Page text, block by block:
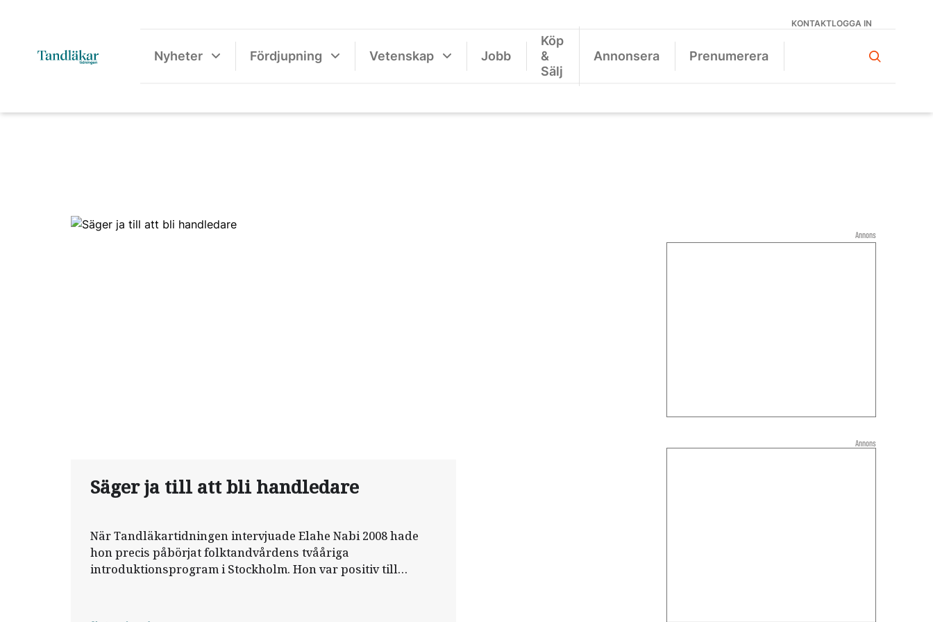
KONTAKTLOGGA IN
Nyheter Fördjupning Vetenskap Jobb
Köp
&
Sälj
Annonsera Prenumerera
Säger ja till att bli handledare
När Tandläkartidningen intervjuade Elahe Nabi 2008 hade
hon precis påbörjat folktandvårdens tvååriga
introduktionsprogram i Stockholm. Hon var positiv till
Annons
Annons